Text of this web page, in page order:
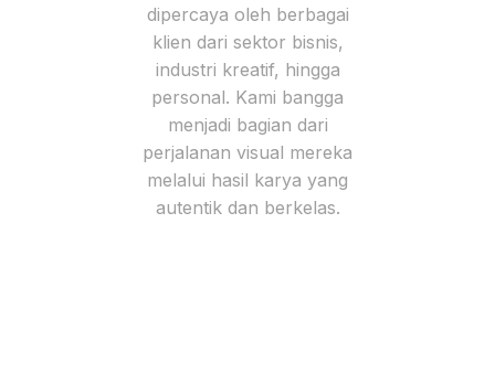
dipercaya oleh berbagai
klien dari sektor bisnis,
industri kreatif, hingga
personal. Kami bangga
menjadi bagian dari
perjalanan visual mereka
melalui hasil karya yang
autentik dan berkelas.